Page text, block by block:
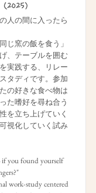
2025）
人の間に入ったら
じ窯の飯を食う」
、テーブルを囲む
実践する、リレー
タディです。参加
の好きな食べ物は
た嗜好を尋ね合う
を立ち上げていく
視化していく試み
you found yourself
work-study centered